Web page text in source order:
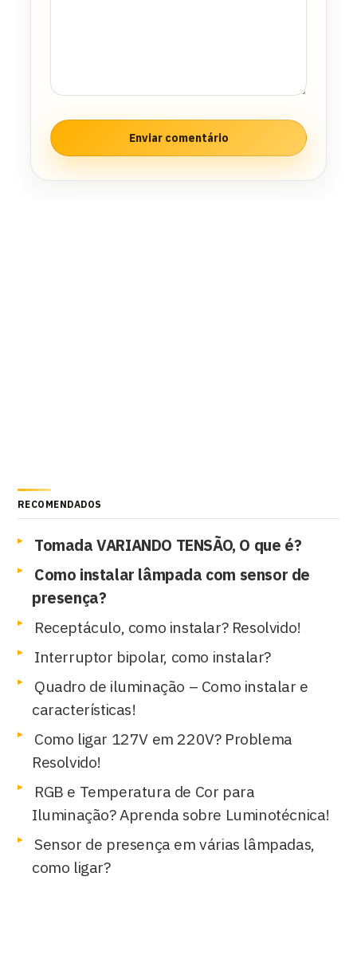
RECOMENDADOS
Tomada VARIANDO TENSÃO, O que é?
Como instalar lâmpada com sensor de
presença?
Receptáculo, como instalar? Resolvido!
Interruptor bipolar, como instalar?
Quadro de iluminação – Como instalar e
características!
Como ligar 127V em 220V? Problema
Resolvido!
RGB e Temperatura de Cor para
Iluminação? Aprenda sobre Luminotécnica!
Sensor de presença em várias lâmpadas,
como ligar?